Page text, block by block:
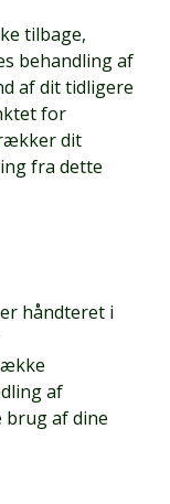
tilbage,
behandling af
af dit tidligere
for
dit
fra dette
håndteret i
af
brug af dine